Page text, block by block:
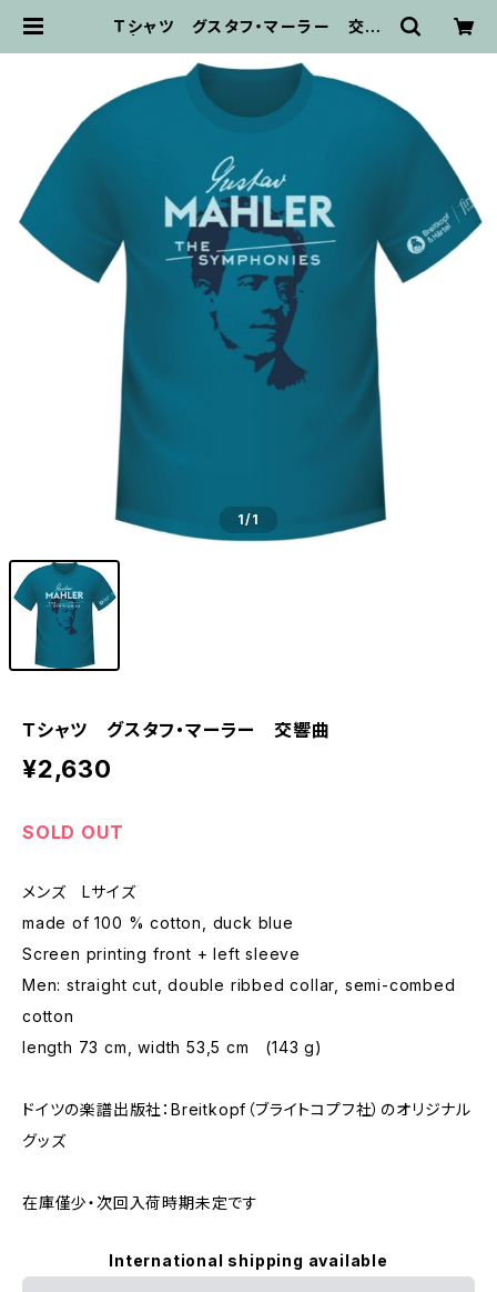
Ｔシャツ グスタフ・マーラー 交響
1/1
Ｔシャツ グスタフ・マーラー 交響曲
¥2,630
SOLD OUT
メンズ Lサイズ
made of 100 % cotton, duck blue
Screen printing front + left sleeve
Men: straight cut, double ribbed collar, semi-combed
cotton
length 73 cm, width 53,5 cm (143 g)
ドイツの楽譜出版社：Breitkopf（ブライトコプフ社）のオリジナル
グッズ
在庫僅少・次回入荷時期未定です
International shipping available